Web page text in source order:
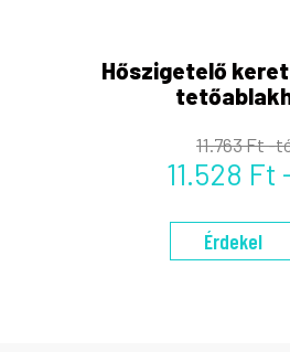
Hőszigetelő
11.763 Ft -
11.528 Ft
Érdekel